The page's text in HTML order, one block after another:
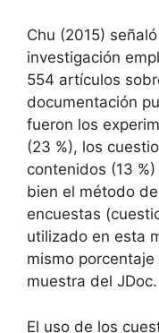
Chu (2015)
investigación
554 artículos
documentación
fueron los
(23 %), los
contenidos (13
bien el método
encuestas
utilizado en esta
mismo
muestra del JDoc.
El uso de los